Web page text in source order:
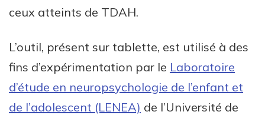
ceux atteints de TDAH.
L’outil, présent sur tablette, est utilisé à des
fins d’expérimentation par le Laboratoire
d’étude en neuropsychologie de l’enfant et
de l’adolescent (LENEA) de l’Université de